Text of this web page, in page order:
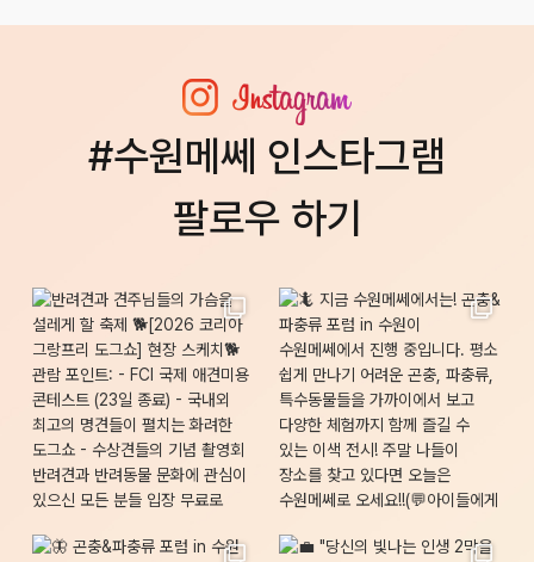
#수원메쎄 인스타그램
팔로우 하기